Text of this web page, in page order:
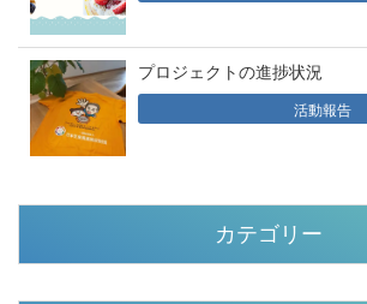
プロジェクトの進捗状況
活動報告
カテゴリー